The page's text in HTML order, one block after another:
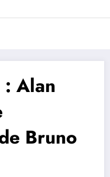
du football
: Alan
Bruno